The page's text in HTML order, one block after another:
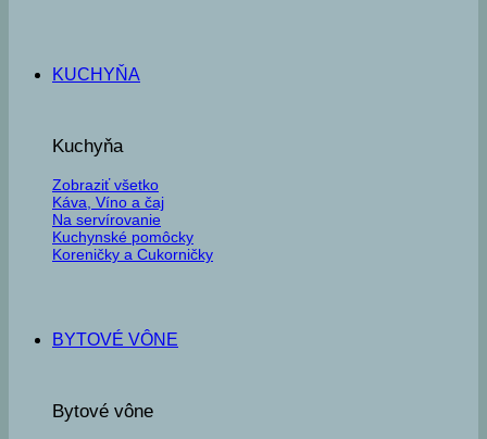
KUCHYŇA
Kuchyňa
Zobraziť všetko
Káva, Víno a čaj
Na servírovanie
Kuchynské pomôcky
Koreničky a Cukorničky
BYTOVÉ VÔNE
Bytové vône